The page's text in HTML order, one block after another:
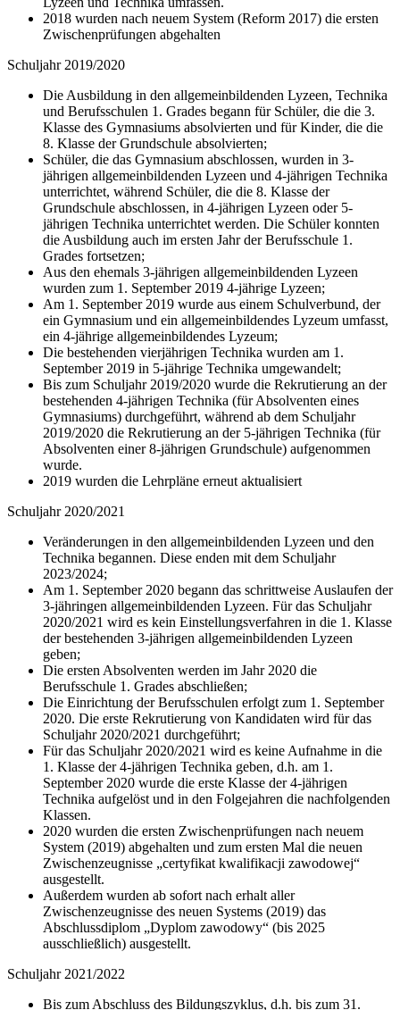
2018 wurden nach neuem System (Reform 2017) die ersten
Zwischenprüfungen abgehalten
Schuljahr 2019/2020
Die Ausbildung in den allgemeinbildenden Lyzeen, Technika
und Berufsschulen 1. Grades begann für Schüler, die die 3.
Klasse des Gymnasiums absolvierten und für Kinder, die die
8. Klasse der Grundschule absolvierten;
Schüler, die das Gymnasium abschlossen, wurden in 3-
jährigen allgemeinbildenden Lyzeen und 4-jährigen Technika
unterrichtet, während Schüler, die die 8. Klasse der
Grundschule abschlossen, in 4-jährigen Lyzeen oder 5-
jährigen Technika unterrichtet werden. Die Schüler konnten
die Ausbildung auch im ersten Jahr der Berufsschule 1.
Grades fortsetzen;
Aus den ehemals 3-jährigen allgemeinbildenden Lyzeen
wurden zum 1. September 2019 4-jährige Lyzeen;
Am 1. September 2019 wurde aus einem Schulverbund, der
ein Gymnasium und ein allgemeinbildendes Lyzeum umfasst,
ein 4-jährige allgemeinbildendes Lyzeum;
Die bestehenden vierjährigen Technika wurden am 1.
September 2019 in 5-jährige Technika umgewandelt;
Bis zum Schuljahr 2019/2020 wurde die Rekrutierung an der
bestehenden 4-jährigen Technika (für Absolventen eines
Gymnasiums) durchgeführt, während ab dem Schuljahr
2019/2020 die Rekrutierung an der 5-jährigen Technika (für
Absolventen einer 8-jährigen Grundschule) aufgenommen
wurde.
2019 wurden die Lehrpläne erneut aktualisiert
Schuljahr 2020/2021
Veränderungen in den allgemeinbildenden Lyzeen und den
Technika begannen. Diese enden mit dem Schuljahr
2023/2024;
Am 1. September 2020 begann das schrittweise Auslaufen der
3-jähringen allgemeinbildenden Lyzeen. Für das Schuljahr
2020/2021 wird es kein Einstellungsverfahren in die 1. Klasse
der bestehenden 3-jährigen allgemeinbildenden Lyzeen
geben;
Die ersten Absolventen werden im Jahr 2020 die
Berufsschule 1. Grades abschließen;
Die Einrichtung der Berufsschulen erfolgt zum 1. September
2020. Die erste Rekrutierung von Kandidaten wird für das
Schuljahr 2020/2021 durchgeführt;
Für das Schuljahr 2020/2021 wird es keine Aufnahme in die
1. Klasse der 4-jährigen Technika geben, d.h. am 1.
September 2020 wurde die erste Klasse der 4-jährigen
Technika aufgelöst und in den Folgejahren die nachfolgenden
Klassen.
2020 wurden die ersten Zwischenprüfungen nach neuem
System (2019) abgehalten und zum ersten Mal die neuen
Zwischenzeugnisse „certyfikat kwalifikacji zawodowej“
ausgestellt.
Außerdem wurden ab sofort nach erhalt aller
Zwischenzeugnisse des neuen Systems (2019) das
Abschlussdiplom „Dyplom zawodowy“ (bis 2025
ausschließlich) ausgestellt.
Schuljahr 2021/2022
Bis zum Abschluss des Bildungszyklus, d.h. bis zum 31.